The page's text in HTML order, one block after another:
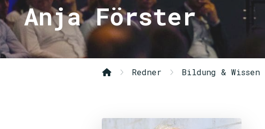
Anja Förster
Redner Bildung & Wissen